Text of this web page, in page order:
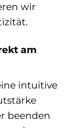
wir
am
intuitive
beenden